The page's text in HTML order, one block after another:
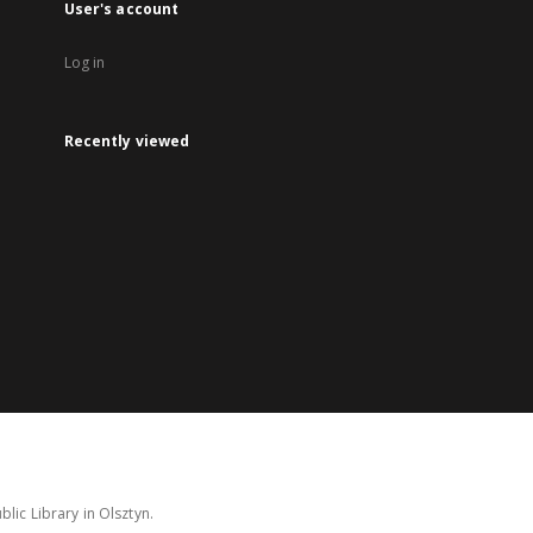
User's account
Log in
Recently viewed
Library in Olsztyn.